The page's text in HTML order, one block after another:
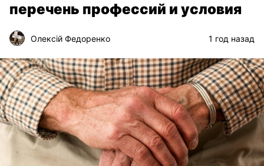
перечень профессий и условия
Олексій Федоренко 1 год назад